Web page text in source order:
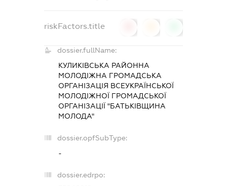
riskFactors.title
dossier.fullName:
КУЛИКІВСЬКА РАЙОННА
МОЛОДІЖНА ГРОМАДСЬКА
ОРГАНІЗАЦІЯ ВСЕУКРАЇНСЬКОЇ
МОЛОДІЖНОЇ ГРОМАДСЬКОЇ
ОРГАНІЗАЦІЇ "БАТЬКІВЩИНА
МОЛОДА"
dossier.opfSubType:
-
dossier.edrpo: